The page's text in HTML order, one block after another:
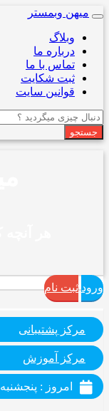
Toggle
navigation
میهن وبمستر
وبلاگ
درباره ما
تماس با ما
ثبت شکایت
قوانین سایت
جستجو
ورود ثبت نام
مرکز پشتیبانی
مرکز آموزش
امروز : پنجشنبه ۱۵ مرداد ۱۴۰۵